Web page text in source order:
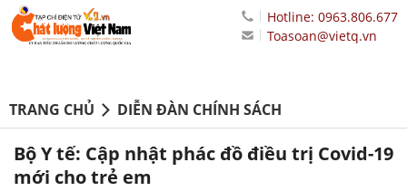
Hotline: 0963.806.677
Toasoan@vietq.vn
TRANG CHỦ DIỄN ĐÀN CHÍNH SÁCH
Bộ Y tế: Cập nhật phác đồ điều trị Covid-19
mới cho trẻ em